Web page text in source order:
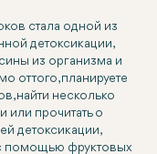
стала одной из
детоксикации,
из организма и
от того, планируете
найти несколько
или прочитать о
детоксикации,
помощью фруктовых